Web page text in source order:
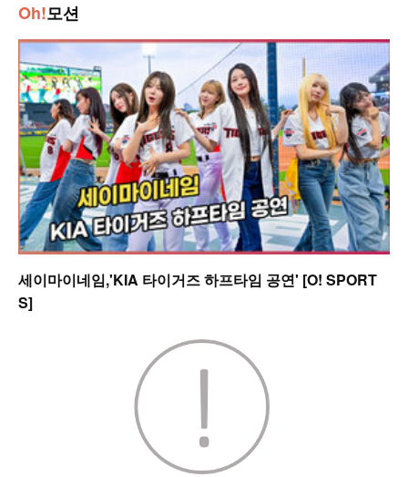
Oh!모션
세이마이네임,'KIA 타이거즈 하프타임 공연' [O! SPORT
S]